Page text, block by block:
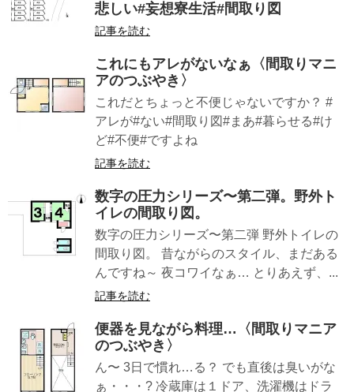
悲しい#妄想寮生活#間取り図
記事を読む
これにもアレがないなぁ〈間取りマニ
アのつぶやき〉
これだとちょっと不便じゃないですか？ #
アレが#ない#間取り図#まあ#暮らせる#け
ど#不便#ですよね
記事を読む
数字の圧力シリーズ〜第二弾。野外ト
イレの間取り図。
数字の圧力シリーズ〜第二弾 野外トイレの
間取り図。 昔ながらのスタイル、まだある
んですね～ 夜コワイなぁ… とりあえず、...
記事を読む
便器を見ながら料理…〈間取りマニア
のつぶやき〉
ん〜 3日で慣れ…る？ でも直後は臭いがな
ぁ・・・? 冷蔵庫は１ドア、洗濯機はドラ